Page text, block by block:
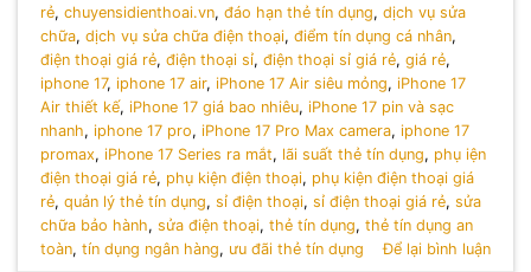
rẻ,chuyensidienthoai.vn,đáo hạn thẻ tín dụng,dịch vụ sửa
chữa,dịch vụ sửa chữa điện thoại,điểm tín dụng cá nhân,
điện thoại giá rẻ,điện thoại sỉ,điện thoại sỉ giá rẻ,giá rẻ,
iphone 17,iphone 17 air,iPhone 17 Air siêu mỏng,iPhone 17
Air thiết kế,iPhone 17 giá bao nhiêu,iPhone 17 pin và sạc
nhanh,iphone 17 pro,iPhone 17 Pro Max camera,iphone 17
promax,iPhone 17 Series ra mắt, lãi suất thẻ tín dụng, phụ iện
điện thoại giá rẻ, phụ kiện điện thoại, phụ kiện điện thoại giá
rẻ,quản lý thẻ tín dụng,sỉ điện thoại,sỉ điện thoại giá rẻ,sửa
chữa bảo hành,sửa điện thoại,thẻ tín dụng,thẻ tín dụng an
toàn,tín dụng ngân hàng, ưu đãi thẻ tín dụng Để lại bình luận